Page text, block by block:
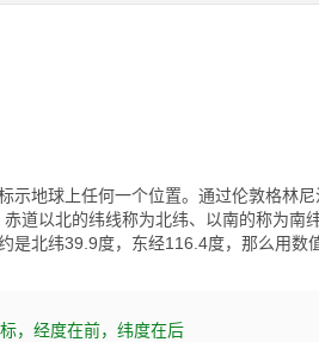
示地球上任何一个位置。通过伦敦格林尼
道以北的纬线称为北纬、以南的称为南
是北纬39.9度，东经116.4度，那么用数
，经度在前，纬度在后